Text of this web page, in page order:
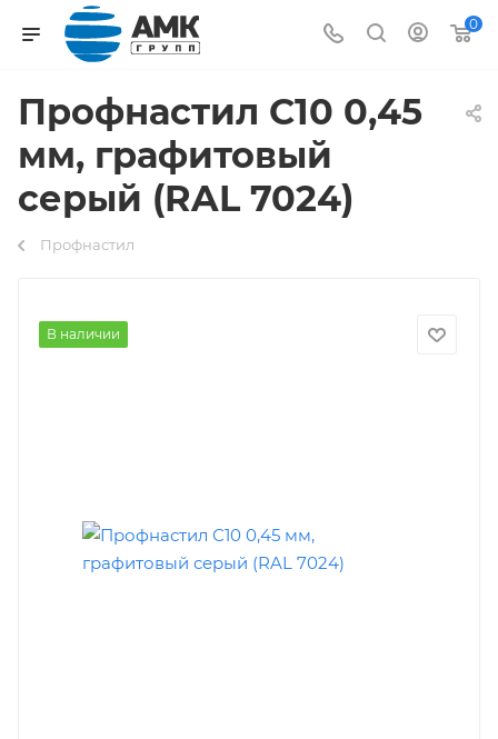
0
Профнастил С10 0,45
мм, графитовый
серый (RAL 7024)
Профнастил
В наличии